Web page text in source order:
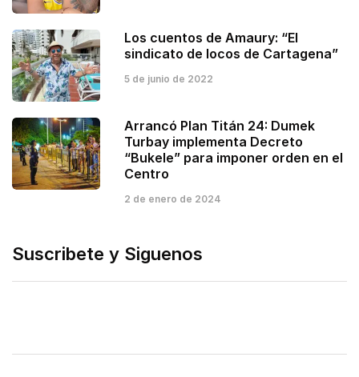
Los cuentos de Amaury: “El
sindicato de locos de Cartagena”
5 de junio de 2022
Arrancó Plan Titán 24: Dumek
Turbay implementa Decreto
“Bukele” para imponer orden en el
Centro
2 de enero de 2024
Suscribete y Siguenos